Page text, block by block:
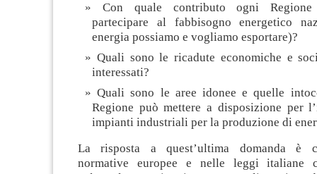
Con quale contributo ogni
partecipare al fabbisogno energetico
energia possiamo e vogliamo esportare)?
Quali sono le ricadute economiche e
interessati?
Quali sono le aree idonee e quelle
Regione può mettere a disposizione per
impianti industriali per la produzione di
La risposta a quest’ultima domanda è
normative europee e nelle leggi italiane